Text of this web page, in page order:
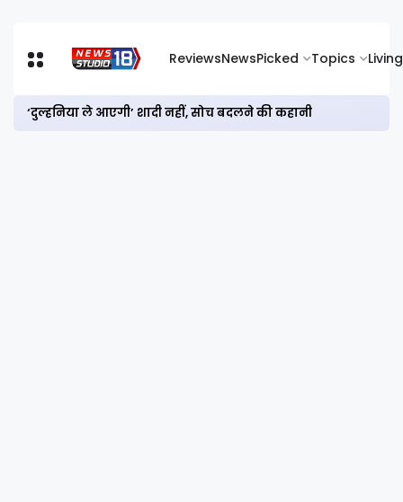
ReviewsNewsPicked Topics Living
‘दुल्हनिया ले आएगी’ शादी नहीं, सोच बदलने की कहानी